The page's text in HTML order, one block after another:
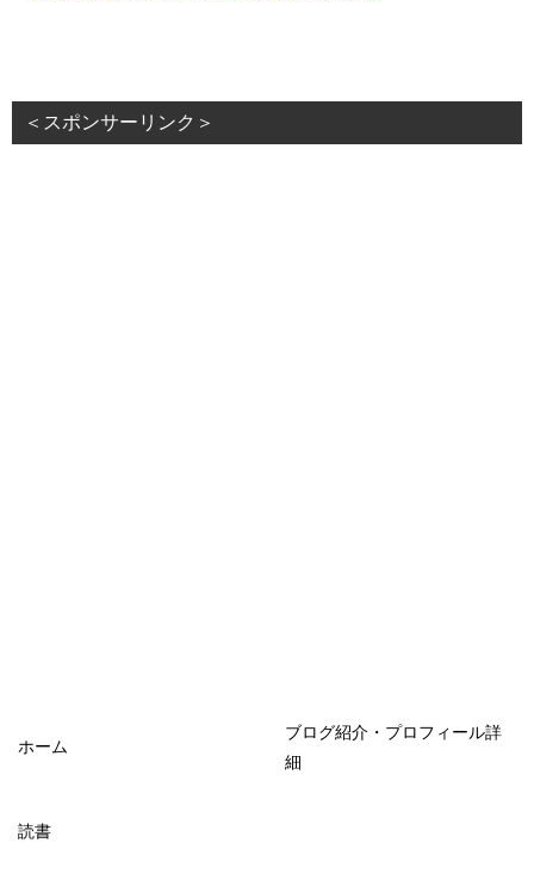
＜スポンサーリンク＞
ホーム
ブログ紹介・プロフィール詳
細
読書